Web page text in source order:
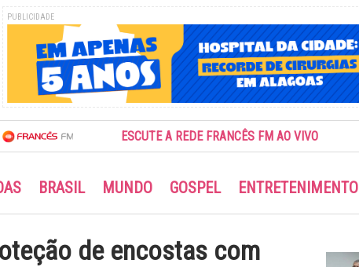
PUBLICIDADE
ESCUTE A REDE FRANCÊS FM AO VIVO
BRASIL MUNDO GOSPEL ENTRETENIMENTO
de encostas com